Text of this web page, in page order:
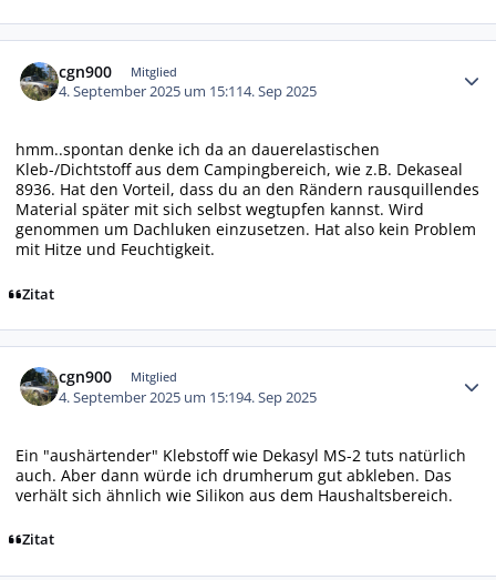
cgn900 Mitglied
4. September 2025 um 15:114. Sep 2025
hmm..spontan denke ich da an dauerelastischen
Kleb-/Dichtstoff aus dem Campingbereich, wie z.B. Dekaseal
8936. Hat den Vorteil, dass du an den Rändern rausquillendes
Material später mit sich selbst wegtupfen kannst. Wird
genommen um Dachluken einzusetzen. Hat also kein Problem
mit Hitze und Feuchtigkeit.
Zitat
cgn900 Mitglied
4. September 2025 um 15:194. Sep 2025
Ein "aushärtender" Klebstoff wie Dekasyl MS-2 tuts natürlich
auch. Aber dann würde ich drumherum gut abkleben. Das
verhält sich ähnlich wie Silikon aus dem Haushaltsbereich.
Zitat